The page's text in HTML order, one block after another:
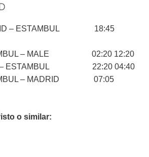
– ESTAMBUL 18:45
– MALE 02:20 12:20
– ESTAMBUL 22:20 04:40
– MADRID 07:05
o similar: